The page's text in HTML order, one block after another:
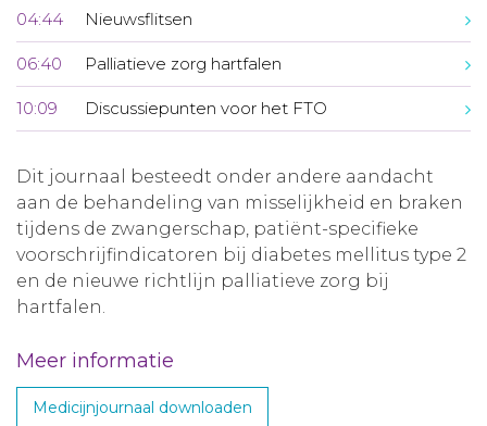
04:44 Nieuwsflitsen
06:40 Palliatieve zorg hartfalen
10:09 Discussiepunten voor het FTO
Dit journaal besteedt onder andere aandacht
aan de behandeling van misselijkheid en braken
tijdens de zwangerschap, patiënt-specifieke
voorschrijfindicatoren bij diabetes mellitus type 2
en de nieuwe richtlijn palliatieve zorg bij
hartfalen.
Meer informatie
Medicijnjournaal downloaden